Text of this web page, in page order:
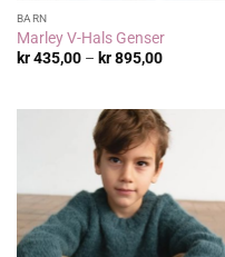
BARN
Marley V-Hals Genser
kr435,00 – kr895,00